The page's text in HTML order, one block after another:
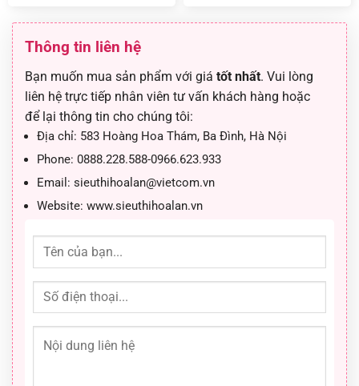
Thông tin liên hệ
Bạn muốn mua sản phẩm với giá tốt nhất. Vui lòng
liên hệ trực tiếp nhân viên tư vấn khách hàng hoặc
để lại thông tin cho chúng tôi:
Địa chỉ: 583 Hoàng Hoa Thám, Ba Đình, Hà Nội
Phone: 0888.228.588-0966.623.933
Email: sieuthihoalan@vietcom.vn
Website: www.sieuthihoalan.vn